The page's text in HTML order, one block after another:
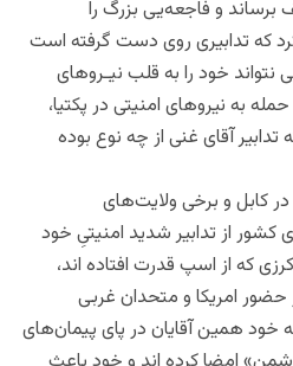
برساند و فاجعه‌یی بزرگ را
که تدابیری روی دست گرفته است
خود را به قلب نیـروهای
به نیروهای امنیتی در پکتیا،
آقای غنی از چه نوع بوده
کابل و برخی ولایت‌های
کشور از تدابیر شدید امنیتیِ خود
که از اسپ قدرت افتاده اند،
امریکا و متحدان غربی
خود همین آقایان در پای پیمان‌های